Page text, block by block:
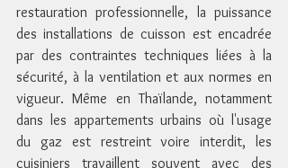
restauration professionnelle, la puissance
des installations de cuisson est encadrée
par des contraintes techniques liées à la
sécurité, à la ventilation et aux normes en
vigueur. Même en Thaïlande, notamment
dans les appartements urbains où l'usage
du gaz est restreint voire interdit, les
cuisiniers travaillent souvent avec des